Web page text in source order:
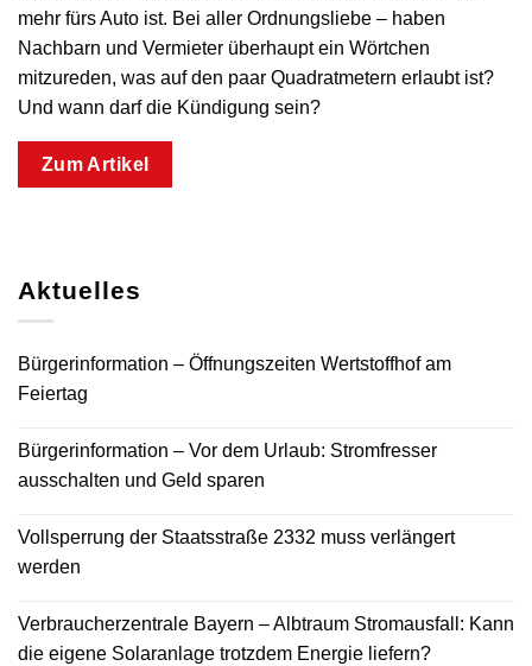
mehr fürs Auto ist. Bei aller Ordnungsliebe – haben
Nachbarn und Vermieter überhaupt ein Wörtchen
mitzureden, was auf den paar Quadratmetern erlaubt ist?
Und wann darf die Kündigung sein?
Zum Artikel
Aktuelles
Bürgerinformation – Öffnungszeiten Wertstoffhof am
Feiertag
Bürgerinformation – Vor dem Urlaub: Stromfresser
ausschalten und Geld sparen
Vollsperrung der Staatsstraße 2332 muss verlängert
werden
Verbraucherzentrale Bayern – Albtraum Stromausfall: Kann
die eigene Solaranlage trotzdem Energie liefern?